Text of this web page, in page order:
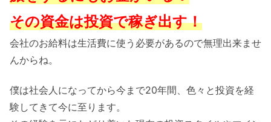
その資金は投資で稼ぎ出す！
会社のお給料は生活費に使う必要があるので無理出来ませ
んからね。
僕は社会人になってから今まで20年間、色々と投資を経
験してきて今に至ります。